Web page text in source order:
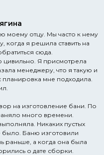
моему отцу. Мы часто к нему
когда я решила ставить на
сюда.
цивильно. Я присмотрела
менеджеру, что я такую и
мне подходила.
на изготовление бани. По
много времени.
Никаких пустых
Баню изготовили
раньше, а когда она была
о дате сборки.